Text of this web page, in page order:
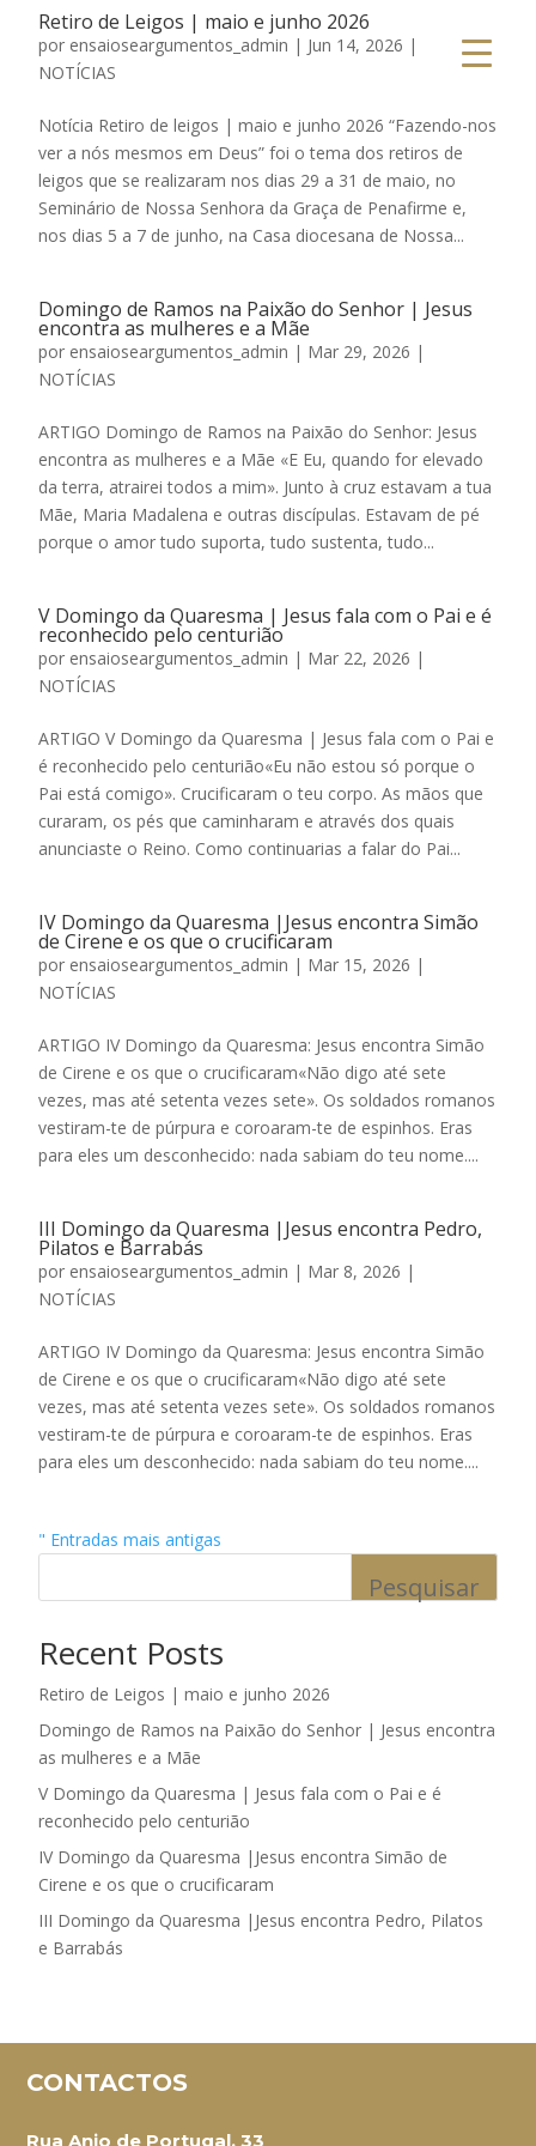
Retiro de Leigos | maio e junho 2026
por ensaioseargumentos_admin | Jun 14, 2026 |
NOTÍCIAS
Notícia Retiro de leigos | maio e junho 2026 “Fazendo-nos
ver a nós mesmos em Deus” foi o tema dos retiros de
leigos que se realizaram nos dias 29 a 31 de maio, no
Seminário de Nossa Senhora da Graça de Penafirme e,
nos dias 5 a 7 de junho, na Casa diocesana de Nossa...
Domingo de Ramos na Paixão do Senhor | Jesus
encontra as mulheres e a Mãe
por ensaioseargumentos_admin | Mar 29, 2026 |
NOTÍCIAS
ARTIGO Domingo de Ramos na Paixão do Senhor: Jesus
encontra as mulheres e a Mãe «E Eu, quando for elevado
da terra, atrairei todos a mim». Junto à cruz estavam a tua
Mãe, Maria Madalena e outras discípulas. Estavam de pé
porque o amor tudo suporta, tudo sustenta, tudo...
V Domingo da Quaresma | Jesus fala com o Pai e é
reconhecido pelo centurião
por ensaioseargumentos_admin | Mar 22, 2026 |
NOTÍCIAS
ARTIGO V Domingo da Quaresma | Jesus fala com o Pai e
é reconhecido pelo centurião«Eu não estou só porque o
Pai está comigo». Crucificaram o teu corpo. As mãos que
curaram, os pés que caminharam e através dos quais
anunciaste o Reino. Como continuarias a falar do Pai...
IV Domingo da Quaresma |Jesus encontra Simão
de Cirene e os que o crucificaram
por ensaioseargumentos_admin | Mar 15, 2026 |
NOTÍCIAS
ARTIGO IV Domingo da Quaresma: Jesus encontra Simão
de Cirene e os que o crucificaram«Não digo até sete
vezes, mas até setenta vezes sete». Os soldados romanos
vestiram-te de púrpura e coroaram-te de espinhos. Eras
para eles um desconhecido: nada sabiam do teu nome....
III Domingo da Quaresma |Jesus encontra Pedro,
Pilatos e Barrabás
por ensaioseargumentos_admin | Mar 8, 2026 |
NOTÍCIAS
ARTIGO IV Domingo da Quaresma: Jesus encontra Simão
de Cirene e os que o crucificaram«Não digo até sete
vezes, mas até setenta vezes sete». Os soldados romanos
vestiram-te de púrpura e coroaram-te de espinhos. Eras
para eles um desconhecido: nada sabiam do teu nome....
" Entradas mais antigas
Pesquisar
Recent Posts
Retiro de Leigos | maio e junho 2026
Domingo de Ramos na Paixão do Senhor | Jesus encontra
as mulheres e a Mãe
V Domingo da Quaresma | Jesus fala com o Pai e é
reconhecido pelo centurião
IV Domingo da Quaresma |Jesus encontra Simão de
Cirene e os que o crucificaram
III Domingo da Quaresma |Jesus encontra Pedro, Pilatos
e Barrabás
CONTACTOS
Rua Anjo de Portugal, 33